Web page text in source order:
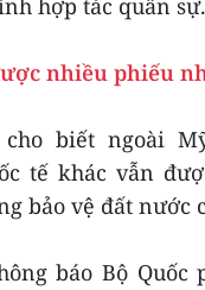
hợp tác quân sự.
nhiều phiếu
biết ngoài
tế khác vẫn
bảo vệ đất nước
báo Bộ Quốc